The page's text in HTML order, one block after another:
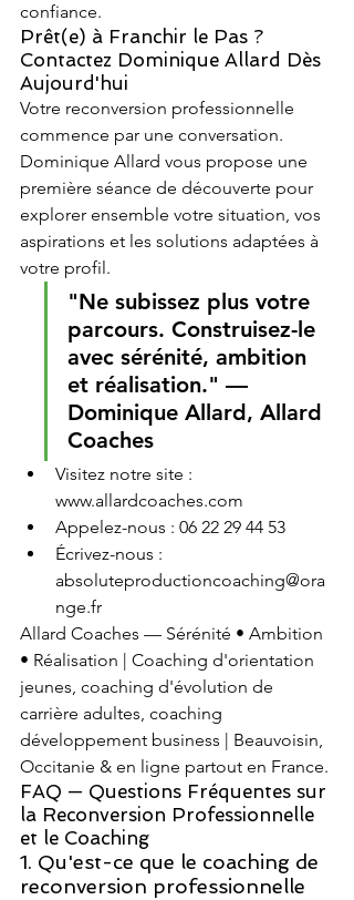
confiance.
Prêt(e) à Franchir le Pas ?
Contactez Dominique Allard Dès
Aujourd'hui
Votre reconversion professionnelle
commence par une conversation.
Dominique Allard vous propose une
première séance de découverte pour
explorer ensemble votre situation, vos
aspirations et les solutions adaptées à
votre profil.
"Ne subissez plus votre
parcours. Construisez-le
avec sérénité, ambition
et réalisation." —
Dominique Allard, Allard
Coaches
Visitez notre site :
www.allardcoaches.com
Appelez-nous : 06 22 29 44 53
Écrivez-nous :
absoluteproductioncoaching@ora
nge.fr
Allard Coaches — Sérénité • Ambition
• Réalisation | Coaching d'orientation
jeunes, coaching d'évolution de
carrière adultes, coaching
développement business | Beauvoisin,
Occitanie & en ligne partout en France.
FAQ — Questions Fréquentes sur
la Reconversion Professionnelle
et le Coaching
1. Qu'est-ce que le coaching de
reconversion professionnelle